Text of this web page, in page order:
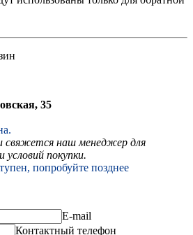
35
свяжется наш менеджер для
условий покупки.
попробуйте позднее
E-mail
Контактный телефон